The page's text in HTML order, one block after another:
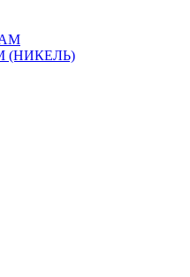
(НИКЕЛЬ)